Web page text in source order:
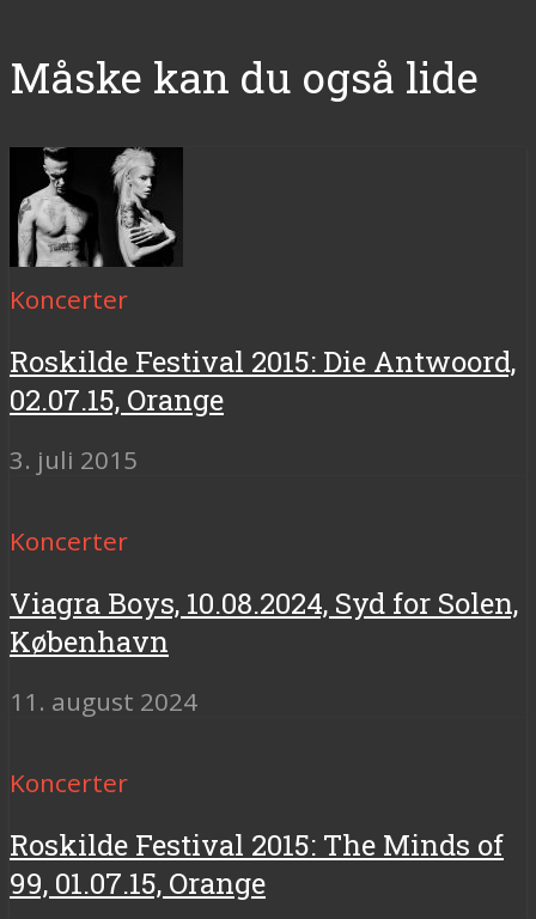
Måske kan du også lide
Koncerter
Roskilde Festival 2015: Die Antwoord,
02.07.15, Orange
3. juli 2015
Koncerter
Viagra Boys, 10.08.2024, Syd for Solen,
København
11. august 2024
Koncerter
Roskilde Festival 2015: The Minds of
99, 01.07.15, Orange